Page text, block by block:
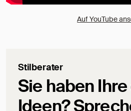
Auf YouTube
Sie haben
Ideen?
Stilberater